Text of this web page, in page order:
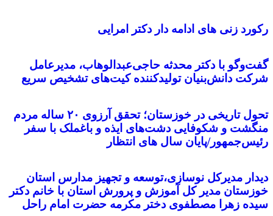
رکورد زنی های ادامه دار دکتر امرایی
گفت‌وگو با دکتر محدثه حاجی‌عبدالوهاب، مدیرعامل
شرکت دانش‌بنیان تولیدکننده کیت‌های تشخیص سریع
تحول تاریخی در خوزستان؛ تحقق آرزوی ۲۰ ساله مردم
منگشت و شکوفایی دشت‌های ایذه و باغملک با سفر
رئیس‌جمهور/پایان سال های انتظار
دیدار مدیرکل نوسازی،توسعه و تجهیز مدارس استان
خوزستان مدیر کل آموزش و پرورش استان با خانم دکتر
سیده زهرا مصطفوی دختر مکرمه حضرت امام راحل